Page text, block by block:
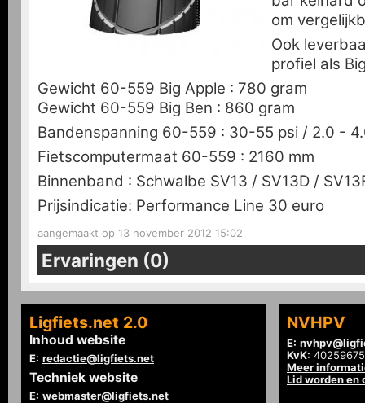
om
Ook
profiel als
Gewicht 60-559 Big Apple : 780 gram
Gewicht 60-559 Big Ben : 860 gram
Bandenspanning 60-559 : 30-55 psi / 2.0 -
Fietscomputermaat 60-559 : 2160 mm
Binnenband : Schwalbe SV13 / SV13D /
Prijsindicatie: Performance Line 30 euro
aangemaakt op 13 november 2012 15:02
Ervaringen (0)
Ligfiets.net 2.0
Inhoud website
E: redactie@ligfiets.net
Techniek website
E: webmaster@ligfiets.net
NVHPV
E:
KvK: 40259675
Meer
Lid worden en